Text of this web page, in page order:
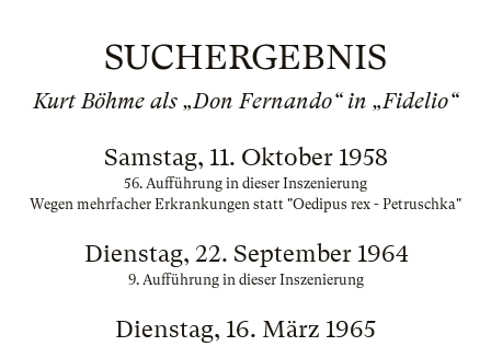
SUCHERGEBNIS
Kurt Böhme als „Don Fernando“ in „Fidelio“
Samstag, 11. Oktober 1958
56. Aufführung in dieser Inszenierung
Wegen mehrfacher Erkrankungen statt "Oedipus rex - Petruschka"
Dienstag, 22. September 1964
9. Aufführung in dieser Inszenierung
Dienstag, 16. März 1965